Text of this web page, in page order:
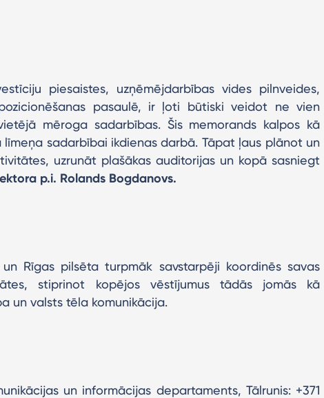
piesaistes, uzņēmējdarbības vides pilnveides,
pasaulē, ir ļoti būtiski veidot ne vien
mēroga sadarbības. Šis memorands kalpos kā
līmeņa sadarbībai ikdienas darbā. Tāpat ļaus plānot un
uzrunāt plašākas auditorijas un kopā sasniegt
p.i. Rolands Bogdanovs.
Rīgas pilsēta turpmāk savstarpēji koordinēs savas
stiprinot kopējos vēstījumus tādās jomās kā
un valsts tēla komunikācija.
un informācijas departaments, Tālrunis: +371